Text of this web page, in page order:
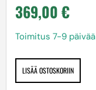
369,00€
Toimitus 7-9 päivää
LISÄÄ OSTOSKORIIN